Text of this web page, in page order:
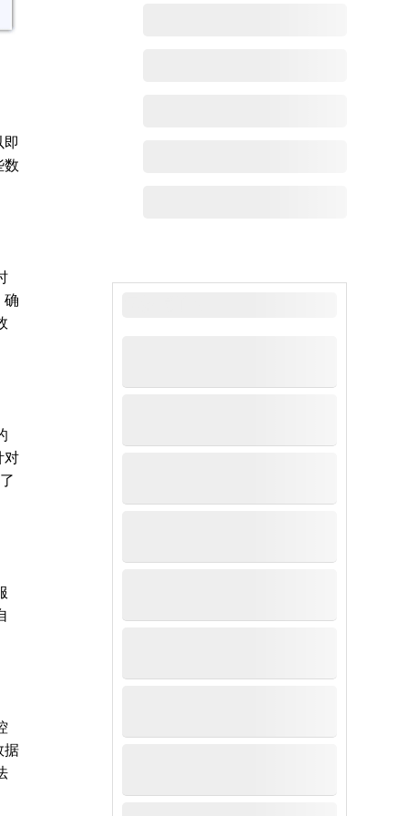
数
确
对
据